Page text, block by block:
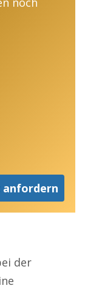
anfordern
der